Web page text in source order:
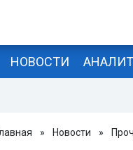
НОВОСТИ
» Новости »